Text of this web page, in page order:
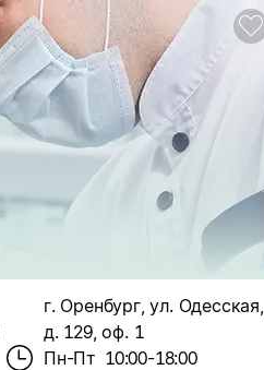
г. Оренбург, ул. Одесская,
д. 129, оф. 1
Пн-Пт 10:00-18:00